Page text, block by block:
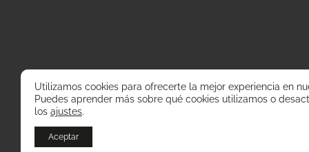
Utilizamos cookies para ofrecerte la mejor experiencia en
Puedes aprender más sobre qué cookies utilizamos o
los ajustes.
Aceptar